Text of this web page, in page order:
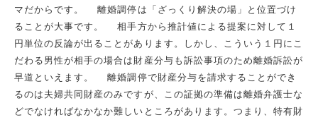
マだからです。 離婚調停は「ざっくり解決の場」と位置づけ
ることが大事です。 相手方から推計値による提案に対して１
円単位の反論が出ることがあります。しかし、こういう１円にこ
だわる男性が相手の場合は財産分与も訴訟事項のため離婚訴訟が
早道といえます。 離婚調停で財産分与を請求することができ
るのは夫婦共同財産のみですが、この証拠の準備は離婚弁護士な
どでなければなかなか難しいところがあります。つまり、特有財